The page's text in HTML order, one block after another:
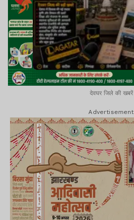
देवघर जिले की खबरें
Advertisement